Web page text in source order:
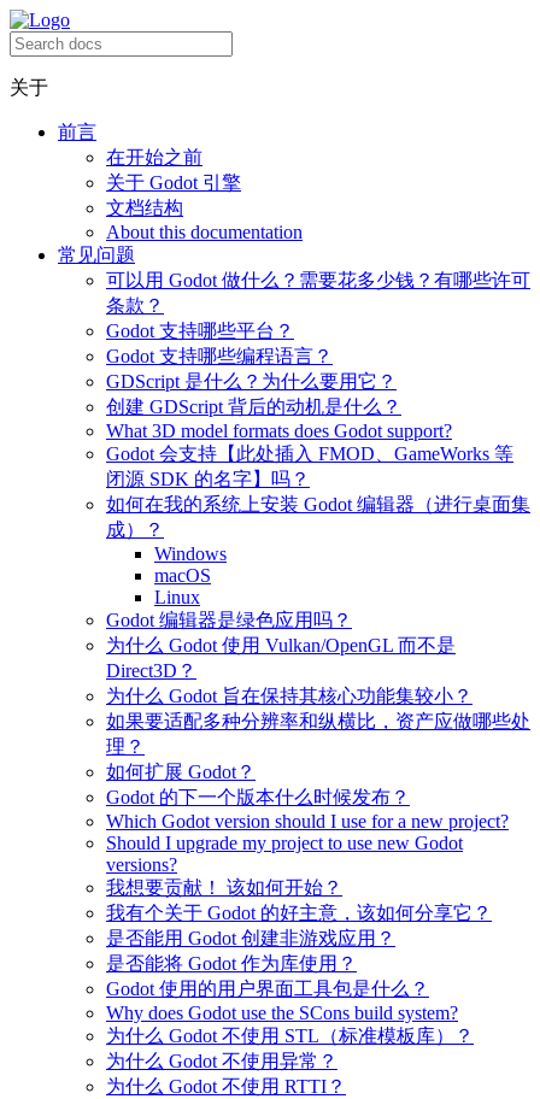
关于
前言
在开始之前
关于 Godot 引擎
文档结构
About this documentation
常见问题
可以用 Godot 做什么？需要花多少钱？有哪些许可
条款？
Godot 支持哪些平台？
Godot 支持哪些编程语言？
GDScript 是什么？为什么要用它？
创建 GDScript 背后的动机是什么？
What 3D model formats does Godot support?
Godot 会支持【此处插入 FMOD、GameWorks 等
闭源 SDK 的名字】吗？
如何在我的系统上安装 Godot 编辑器（进行桌面集
成）？
Windows
macOS
Linux
Godot 编辑器是绿色应用吗？
为什么 Godot 使用 Vulkan/OpenGL 而不是
Direct3D？
为什么 Godot 旨在保持其核心功能集较小？
如果要适配多种分辨率和纵横比，资产应做哪些处
理？
如何扩展 Godot？
Godot 的下一个版本什么时候发布？
Which Godot version should I use for a new project?
Should I upgrade my project to use new Godot
versions?
我想要贡献！ 该如何开始？
我有个关于 Godot 的好主意，该如何分享它？
是否能用 Godot 创建非游戏应用？
是否能将 Godot 作为库使用？
Godot 使用的用户界面工具包是什么？
Why does Godot use the SCons build system?
为什么 Godot 不使用 STL（标准模板库）？
为什么 Godot 不使用异常？
为什么 Godot 不使用 RTTI？